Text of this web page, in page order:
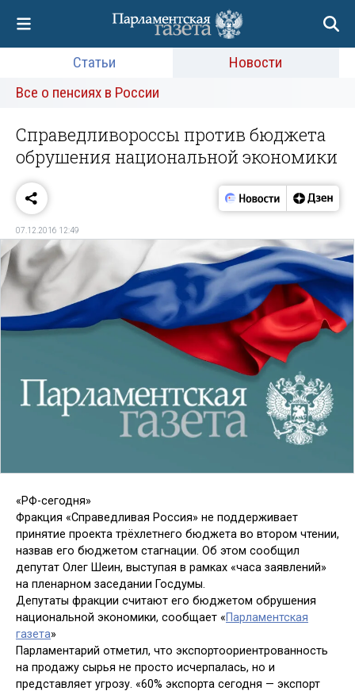
Статьи
Новости
Все о пенсиях в России
Справедливороссы против бюджета
обрушения национальной экономики
07.12.2016 12:49
«РФ-сегодня»
Фракция «Справедливая Россия» не поддерживает
принятие проекта трёхлетнего бюджета во втором чтении,
назвав его бюджетом стагнации. Об этом сообщил
депутат Олег Шеин, выступая в рамках «часа заявлений»
на пленарном заседании Госдумы.
Депутаты фракции считают его бюджетом обрушения
национальной экономики, сообщает «Парламентская
газета»
Парламентарий отметил, что экспортоориентрованность
на продажу сырья не просто исчерпалась, но и
представляет угрозу. «60% экспорта сегодня — экспорт